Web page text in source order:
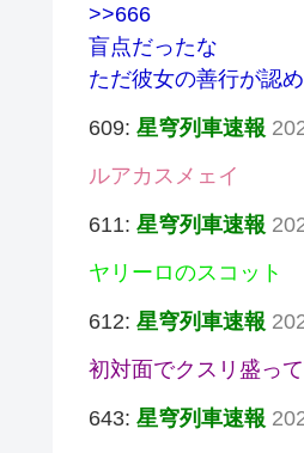
>>666
盲点だったな
ただ彼女の善行が認
609: 星穹列車速報
ルアカスメェイ
611: 星穹列車速報
ヤリーロのスコット
612: 星穹列車速報
初対面でクスリ盛っ
643: 星穹列車速報